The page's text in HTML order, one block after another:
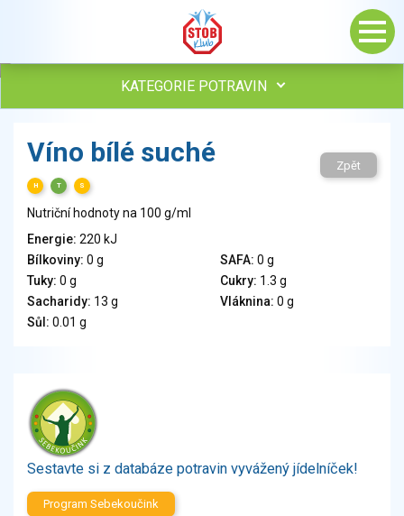
KATEGORIE POTRAVIN
Vejce
Mléko
Veganské a vegetariánské výrobky
Tuky
Obiloviny, mouka, cereální výrobky
Chléb, pečivo, křehké chleby, pufované výrobky
Ořechy, semena
Zelenina
Brambory, luštěniny, houby
Sladkosti, slané výrobky
Ochucovadla, přísady, sladidla
Víno bílé suché
H T S
Zpět
Nutriční hodnoty na 100 g/ml
Energie: 220 kJ
Bílkoviny: 0 g SAFA: 0 g
Tuky: 0 g Cukry: 1.3 g
Sacharidy: 13 g Vláknina: 0 g
Sůl: 0.01 g
Sestavte si z databáze potravin vyvážený jídelníček!
Program Sebekoučink